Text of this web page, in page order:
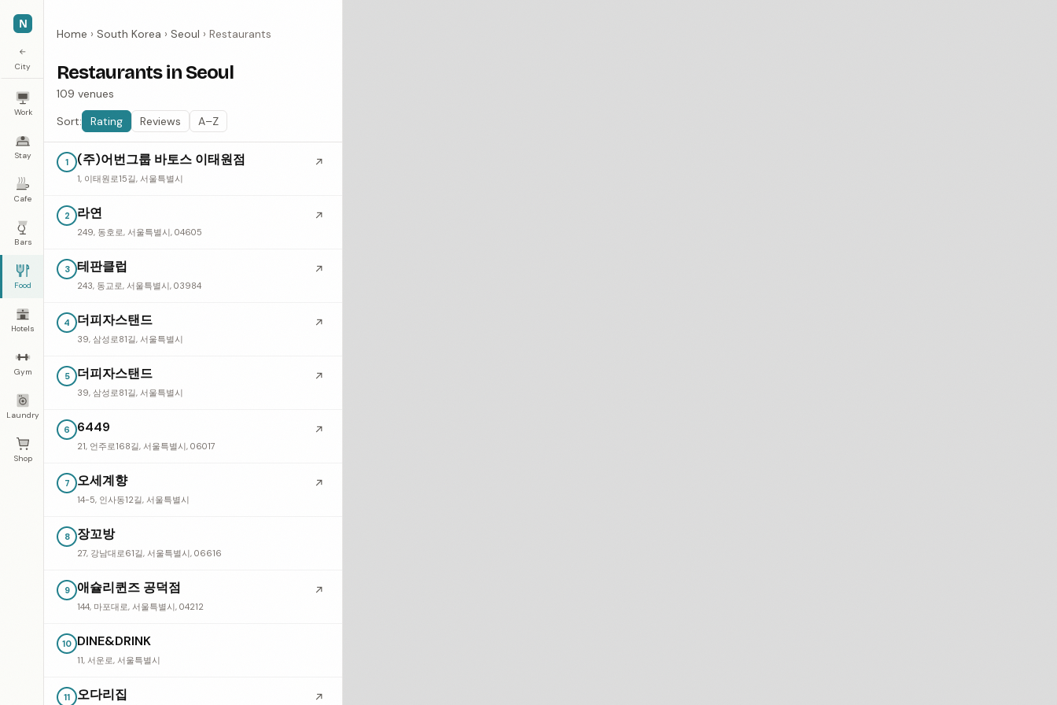
N
←
City
Work
Stay
Cafe
Bars
Food
Hotels
Gym
Laundry
Shop
Home › South Korea › Seoul › Restaurants
Restaurants in Seoul
109 venues
Sort:
Rating Reviews A–Z
1 (주)어번그룹 바토스 이태원점
1, 이태원로15길, 서울특별시
↗
2 라연
249, 동호로, 서울특별시, 04605
↗
3 테판클럽
243, 동교로, 서울특별시, 03984
↗
4 더피자스탠드
39, 삼성로81길, 서울특별시
↗
5 더피자스탠드
39, 삼성로81길, 서울특별시
↗
6 6449
21, 언주로168길, 서울특별시, 06017
↗
7 오세계향
14-5, 인사동12길, 서울특별시
↗
8 장꼬방
27, 강남대로61길, 서울특별시, 06616
9 애슐리퀸즈 공덕점
144, 마포대로, 서울특별시, 04212
↗
10 DINE&DRINK
11, 서운로, 서울특별시
11 오다리집 ↗